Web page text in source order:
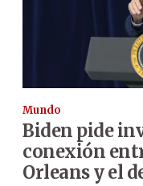
Mundo
Biden pide
conexión
Orleans y el